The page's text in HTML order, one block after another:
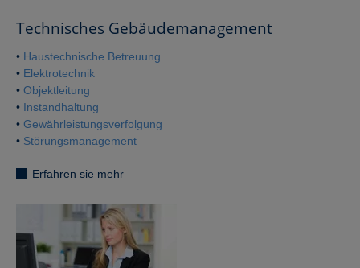
Technisches Gebäudemanagement
• Haustechnische Betreuung
• Elektrotechnik
• Objektleitung
• Instandhaltung
• Gewährleistungsverfolgung
• Störungsmanagement
Erfahren sie mehr